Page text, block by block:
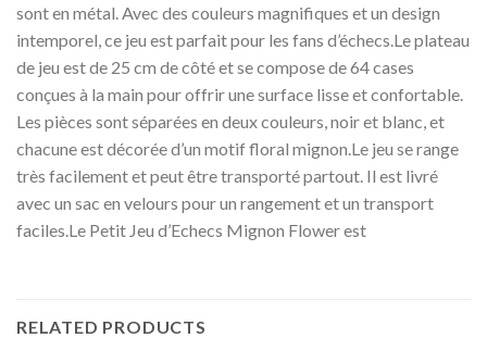
sont en métal. Avec des couleurs magnifiques et un design
intemporel, ce jeu est parfait pour les fans d’échecs.Le plateau
de jeu est de 25 cm de côté et se compose de 64 cases
conçues à la main pour offrir une surface lisse et confortable.
Les pièces sont séparées en deux couleurs, noir et blanc, et
chacune est décorée d’un motif floral mignon.Le jeu se range
très facilement et peut être transporté partout. Il est livré
avec un sac en velours pour un rangement et un transport
faciles.Le Petit Jeu d’Echecs Mignon Flower est
RELATED PRODUCTS